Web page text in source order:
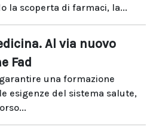
la scoperta di farmaci, la...
Al via nuovo
Fad
una formazione
esigenze del sistema salute,